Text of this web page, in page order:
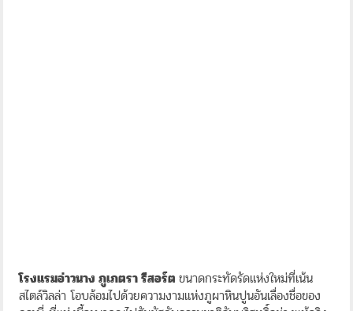
โรงแรมอ่าวนาง ภูเภตรา รีสอร์ตขนาดกระทัดรัดแห่งใหม่ที่เน้น
สไตล์วิลล่า โอบล้อมไปด้วยความงามแห่งภูผาหินปูนอันเลื่องชื่อของ